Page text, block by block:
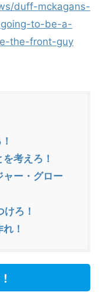
duff-mckagans-
to-be-a-
the-front-guy
考えろ！
ャー・グロー
ろ！
！